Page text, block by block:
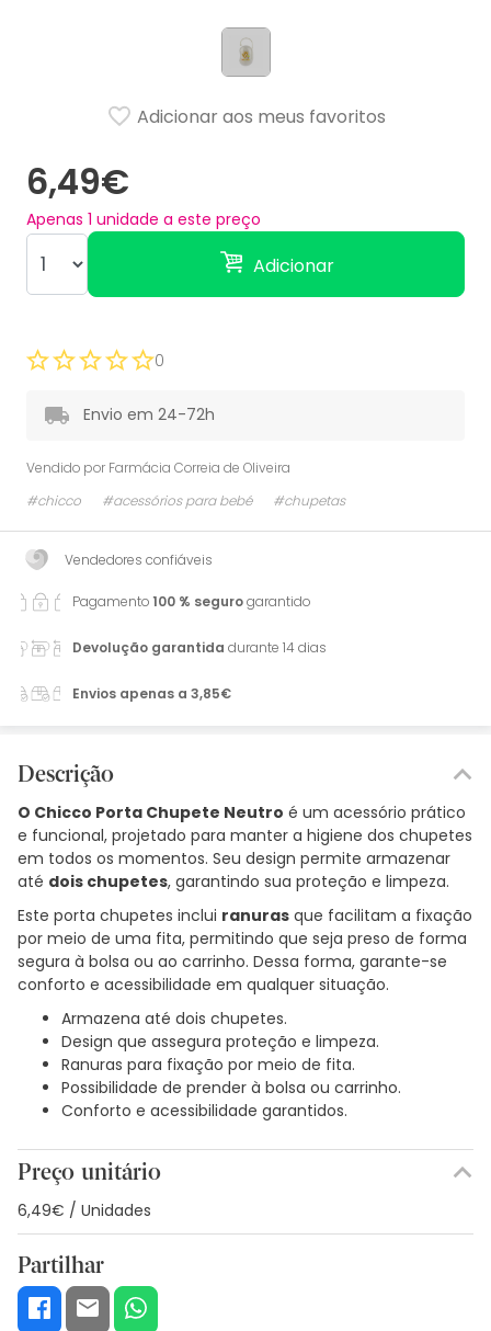
6,49€
Apenas 1 unidade a este preço
Adicionar
Adicionar aos meus favoritos
0
Envio em 24-72h
Vendido por Farmácia Correia de Oliveira
#chicco
#acessórios para bebé #chupetas
Vendedores confiáveis
Pagamento100 % segurogarantido
Devolução garantida durante 14 dias
Envios apenas a 3,85€
Descrição
O Chicco Porta Chupete Neutro é um acessório prático
e funcional, projetado para manter a higiene dos chupetes
em todos os momentos. Seu design permite armazenar
até dois chupetes, garantindo sua proteção e limpeza.
Este porta chupetes inclui ranuras que facilitam a fixação
por meio de uma fita, permitindo que seja preso de forma
segura à bolsa ou ao carrinho. Dessa forma, garante-se
conforto e acessibilidade em qualquer situação.
Armazena até dois chupetes.
Design que assegura proteção e limpeza.
Ranuras para fixação por meio de fita.
Possibilidade de prender à bolsa ou carrinho.
Conforto e acessibilidade garantidos.
Preço unitário
6,49€ / Unidades
Partilhar